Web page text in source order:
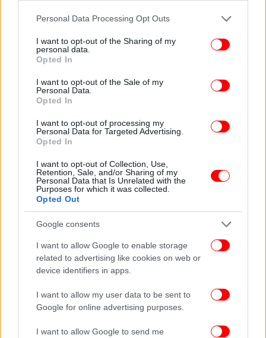
Please note that this website/app uses one or more Google
not limited to your visit or usage behaviour. You may click to
grant or deny consent to Google and its third-party tags to
use your data for below specified purposes in below Google
consent section.
Personal Data Processing Opt Outs
I want to opt-out of the Sharing of my
personal data.
Opted In
I want to opt-out of the Sale of my
Personal Data.
Opted In
I want to opt-out of processing my
Personal Data for Targeted Advertising.
Opted In
I want to opt-out of Collection, Use,
Retention, Sale, and/or Sharing of my
Personal Data that Is Unrelated with the
Purposes for which it was collected.
Opted Out
Google consents
I want to allow Google to enable storage
related to advertising like cookies on web or
device identifiers in apps.
I want to allow my user data to be sent to
Google for online advertising purposes.
I want to allow Google to send me